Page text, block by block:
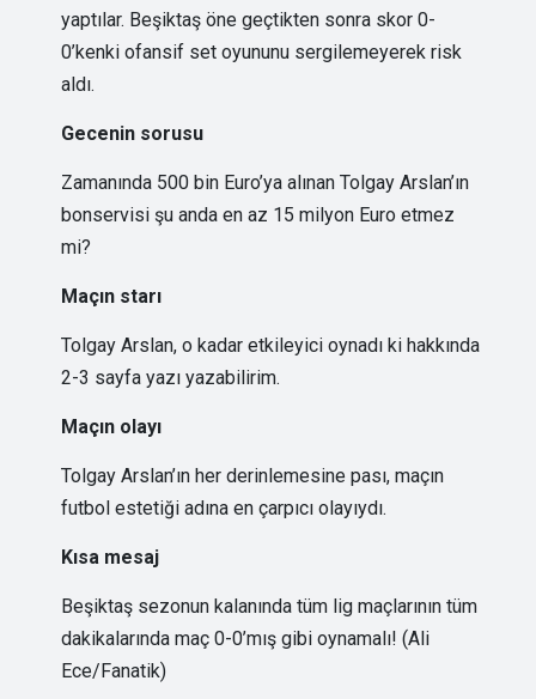
yaptılar. Beşiktaş öne geçtikten sonra skor 0-
0’kenki ofansif set oyununu sergilemeyerek risk
aldı.
Gecenin sorusu
Zamanında 500 bin Euro’ya alınan Tolgay Arslan’ın
bonservisi şu anda en az 15 milyon Euro etmez
mi?
Maçın starı
Tolgay Arslan, o kadar etkileyici oynadı ki hakkında
2-3 sayfa yazı yazabilirim.
Maçın olayı
Tolgay Arslan’ın her derinlemesine pası, maçın
futbol estetiği adına en çarpıcı olayıydı.
Kısa mesaj
Beşiktaş sezonun kalanında tüm lig maçlarının tüm
dakikalarında maç 0-0’mış gibi oynamalı! (Ali
Ece/Fanatik)